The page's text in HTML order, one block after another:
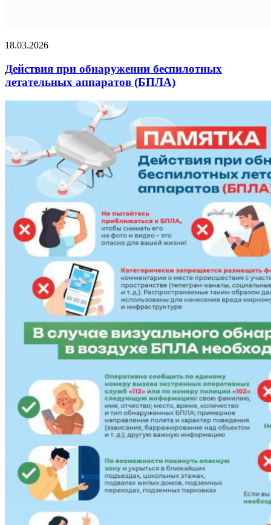
18.03.2026
Действия при обнаружении беспилотных
летательных аппаратов (БПЛА)